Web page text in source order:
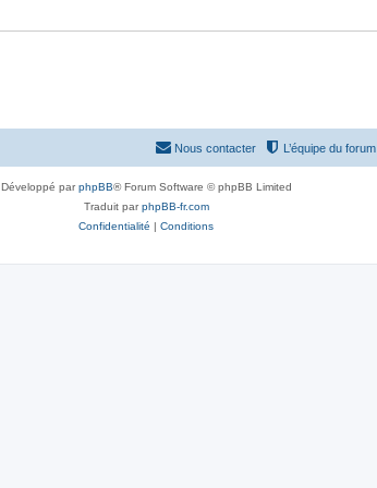
s
L’équipe du forum
Nous contacter
Développé parphpBB® Forum Software © phpBB Limited
Traduit parphpBB-fr.com
Confidentialité | Conditions